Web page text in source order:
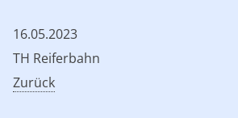
16.05.2023
TH Reiferbahn
Zurück